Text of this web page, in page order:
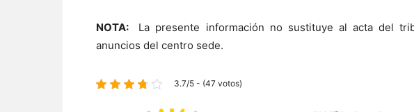
NOTA: La presente información no sustituye al acta del
anuncios del centro sede.
3.7/5 - (47 votos)